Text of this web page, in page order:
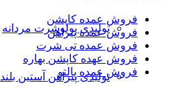
تولیدی پولوشرت مردانه
تولیدی پیراهن آستین بلند
فروش عمده کاپشن
فروش عمده پیراهن
فروش عمده تی شرت
فروش عهده کاپشن بهاره
فروش عمده پالتو